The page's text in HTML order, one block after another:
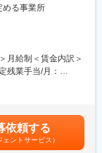
り扱う専業商社が
て」を提案する総
お届けすることを最
客様の課題やニー
も安定した成長が
ラスの実績を誇る
します。
素濃縮装置や酸素
行う仕事です。
方法、注意点、緊
し、正常な使用状
める事業所
月給制＜賃金内訳＞
残業手当/月：
じて上下する可能
異なります。■昇
上）賃金はあくまで
依頼する
ェントサービス）